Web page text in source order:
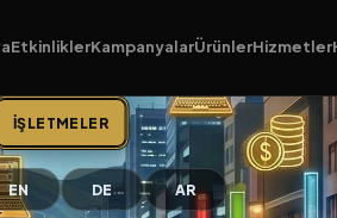
EtkinliklerKampanyalarÜrünlerHizmetler
İŞLETMELER
EN DE AR